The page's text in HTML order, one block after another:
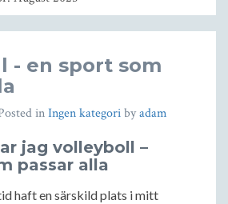
- en sport som
inIngen kategoribyadam
jag volleyboll –
passar alla
haft en särskild plats i mitt